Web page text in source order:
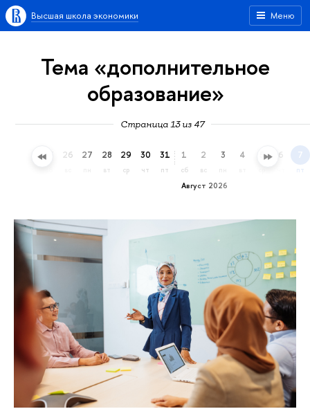
Меню
Высшая школа экономики
Тема «дополнительное
образование»
Страница 13 из 47
25 26 27 28
вт
29
ср
30
чт
31
пт
Август 2026
1
сб
2
вс
3 4 5 6 7
пт